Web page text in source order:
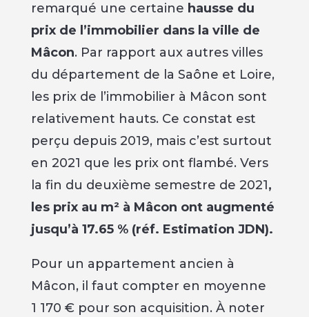
remarqué une certaine hausse du
prix de l’immobilier dans la ville de
Mâcon. Par rapport aux autres villes
du département de la Saône et Loire,
les prix de l’immobilier à Mâcon sont
relativement hauts. Ce constat est
perçu depuis 2019, mais c’est surtout
en 2021 que les prix ont flambé. Vers
la fin du deuxième semestre de 2021,
les prix au m² à Mâcon ont augmenté
jusqu’à 17.65 % (réf. Estimation JDN).
Pour un appartement ancien à
Mâcon, il faut compter en moyenne
1 170 € pour son acquisition. À noter